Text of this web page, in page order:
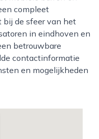
compleet
bij de sfeer van het
in eindhoven en
betrouwbare
contactinformatie
en mogelijkheden